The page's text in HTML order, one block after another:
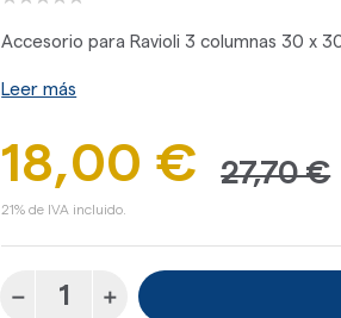
Accesorio para Ravioli 3 columnas 30 x
Leer más
18,00 € 27,70 €
21% de IVA incluido.